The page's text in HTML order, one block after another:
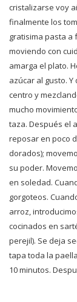
cristalizarse voy
finalmente los
gratisima pasta a
moviendo con
amarga el plato.
azúcar al gusto.
centro y
mucho
taza. Después el
reposar en poco
dorados);
su poder.
en soledad.
gorgoteos.
arroz,
cocinados en
perejil). Se deja
tapa toda la
10 minutos.